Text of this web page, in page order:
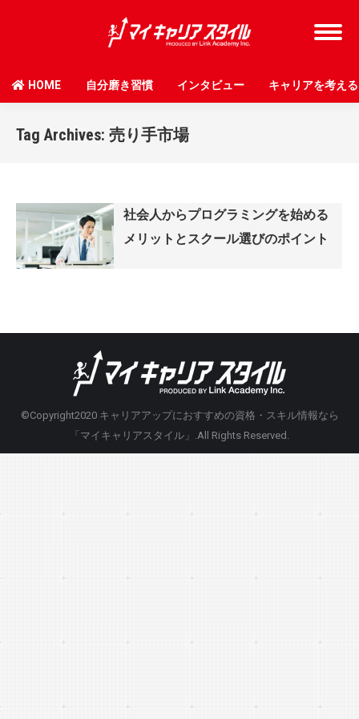
HOME 自分磨き習慣 インタビュー キャリアを考える
Tag Archives: 売り手市場
社会人からプログラミングを始める
メリットとスクール選びのポイント
©Copyright2020 キャリアアップにおすすめの資格・スキル情報なら
「マイキャリアスタイル」
.All Rights Reserved.